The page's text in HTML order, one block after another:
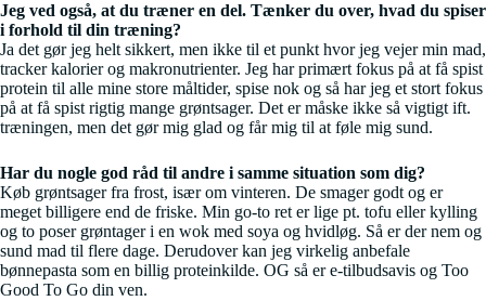
Jeg ved også, at du træner en del. Tænker du over, hvad du spiser
i forhold til din træning?
Ja det gør jeg helt sikkert, men ikke til et punkt hvor jeg vejer min mad,
tracker kalorier og makronutrienter. Jeg har primært fokus på at få spist
protein til alle mine store måltider, spise nok og så har jeg et stort fokus
på at få spist rigtig mange grøntsager. Det er måske ikke så vigtigt ift.
træningen, men det gør mig glad og får mig til at føle mig sund.
Har du nogle god råd til andre i samme situation som dig?
Køb grøntsager fra frost, især om vinteren. De smager godt og er
meget billigere end de friske. Min go-to ret er lige pt. tofu eller kylling
og to poser grøntager i en wok med soya og hvidløg. Så er der nem og
sund mad til flere dage. Derudover kan jeg virkelig anbefale
bønnepasta som en billig proteinkilde. OG så er e-tilbudsavis og Too
Good To Go din ven.